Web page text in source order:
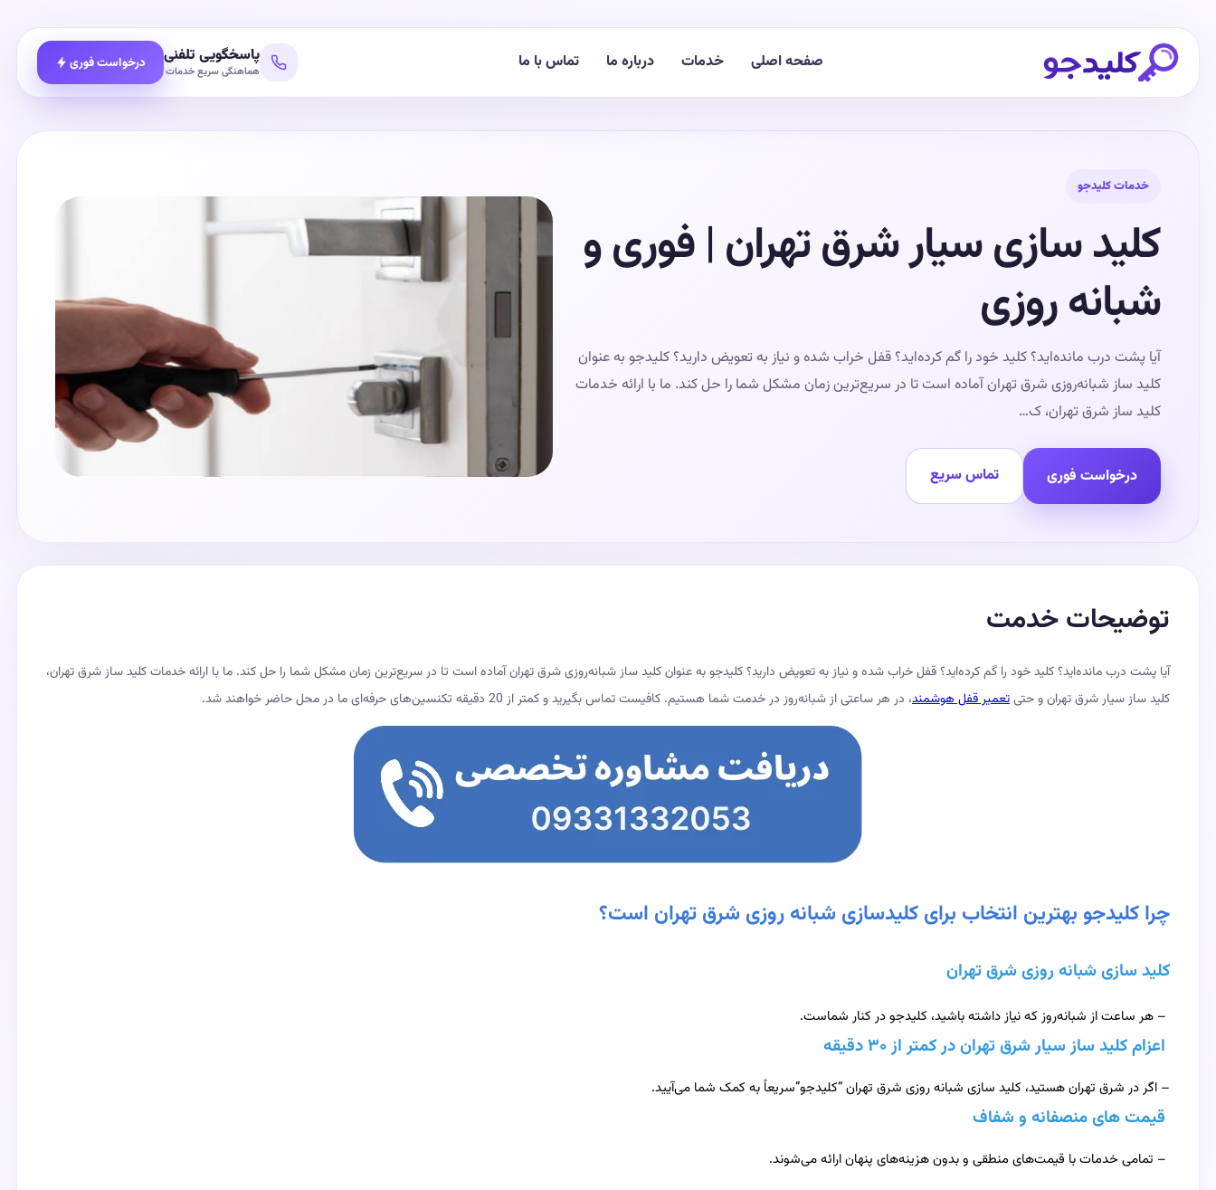
صفحه اصلی خدمات درباره ما تماس با ما پاسخگویی تلفنی
هماهنگی سریع خدمات درخواست فوری
خدمات کلیدجو
کلید سازی سیار شرق تهران | فوری و
شبانه روزی
آیا پشت درب مانده‌اید؟ کلید خود را گم کرده‌اید؟ قفل خراب شده و نیاز به تعویض دارید؟ کلیدجو به عنوان
کلید ساز شبانه‌روزی شرق تهران آماده است تا در سریع‌ترین زمان مشکل شما را حل کند. ما با ارائه خدمات
کلید ساز شرق تهران، ک…
درخواست فوری تماس سریع
توضیحات خدمت
آیا پشت درب مانده‌اید؟ کلید خود را گم کرده‌اید؟ قفل خراب شده و نیاز به تعویض دارید؟ کلیدجو به عنوان کلید ساز شبانه‌روزی شرق تهران آماده است تا در سریع‌ترین زمان مشکل شما را حل کند. ما با ارائه خدمات کلید ساز شرق تهران،
کلید ساز سیار شرق تهران و حتیتعمیر قفل هوشمند، در هر ساعتی از شبانه‌روز در خدمت شما هستیم. کافیست تماس بگیرید و کمتر از 20 دقیقه تکنسین‌های حرفه‌ای ما در محل حاضر خواهند شد.
چرا کلیدجو بهترین انتخاب برای کلیدسازی شبانه روزی شرق تهران است؟
کلید سازی شبانه‌ روزی شرق تهران
– هر ساعت از شبانه‌روز که نیاز داشته باشید، کلیدجو در کنار شماست.
اعزام کلید ساز سیار شرق تهران در کمتر از ۳۰ دقیقه
– اگر در شرق تهران هستید، کلید سازی شبانه روزی شرق تهران “کلیدجو”سریعاً به کمک شما می‌آیید.
قیمت‌ های منصفانه و شفاف
– تمامی خدمات با قیمت‌های منطقی و بدون هزینه‌های پنهان ارائه می‌شوند.